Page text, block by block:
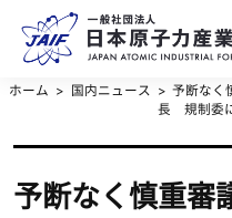
ホーム 国内ニュース
予断な
長 規制委
予断なく慎重